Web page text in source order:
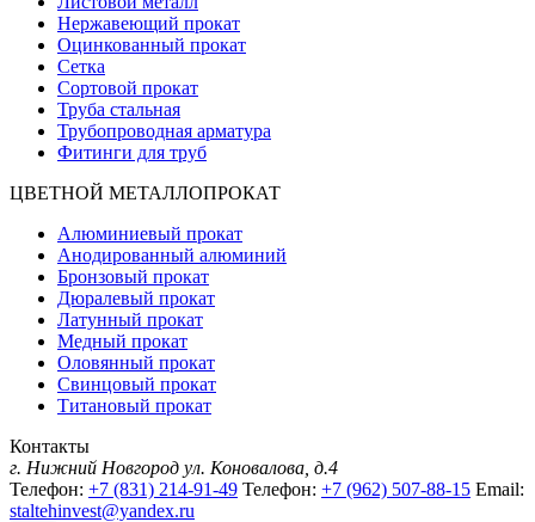
Нержавеющий прокат
Оцинкованный прокат
Сетка
Сортовой прокат
Труба стальная
Трубопроводная арматура
Фитинги для труб
ЦВЕТНОЙ МЕТАЛЛОПРОКАТ
Алюминиевый прокат
Анодированный алюминий
Бронзовый прокат
Дюралевый прокат
Латунный прокат
Медный прокат
Оловянный прокат
Свинцовый прокат
Титановый прокат
Контакты
г. Нижний Новгород ул. Коновалова, д.4
Телефон: +7 (831) 214-91-49 Телефон: +7 (962) 507-88-15 Email:
staltehinvest@yandex.ru